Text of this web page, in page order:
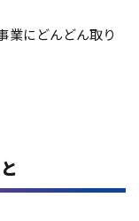
業にどんどん取り